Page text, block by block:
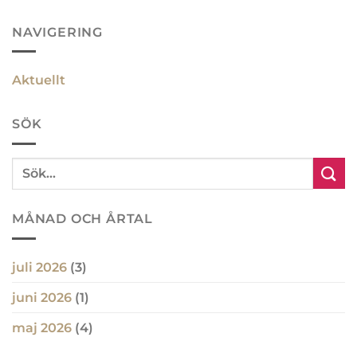
NAVIGERING
Aktuellt
SÖK
MÅNAD OCH ÅRTAL
juli 2026 (3)
juni 2026 (1)
maj 2026 (4)